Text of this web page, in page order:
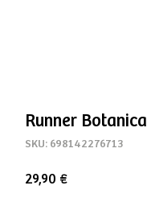
Runner Botanica
SKU: 698142276713
29,90 €Prezzo